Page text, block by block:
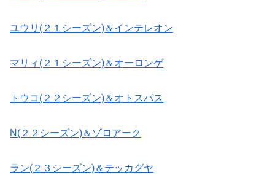
ユウリ(２１シーズン)＆インテレオン
マリィ(２１シーズン)＆オーロンゲ
トウコ(２２シーズン)＆オトスパス
N(２２シーズン)＆ゾロアーク
ラン(２３シーズン)＆テッカグヤ